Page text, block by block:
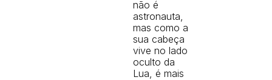
não é
astronauta,
mas como a
sua cabeça
vive no lado
oculto da
Lua, é mais